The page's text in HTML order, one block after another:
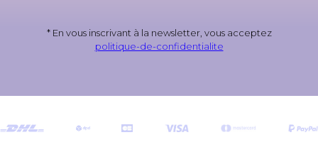
-
* En vous inscrivant à la newsletter, vous acceptez
politique-de-confidentialite